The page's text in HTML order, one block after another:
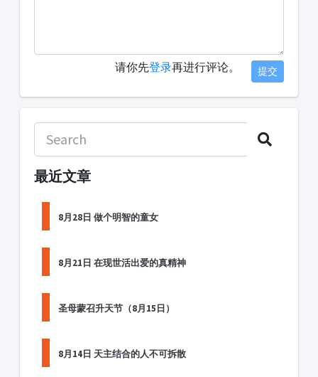
请你先登录再进行评论。 提交
最近文章
8月28日 做个明智的童女
8月21日 在现世活出爱的真精神
圣母蒙召升天节（8月15日）
8月14日 天主结合的人不可拆散